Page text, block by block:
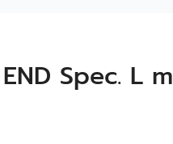
END Spec.